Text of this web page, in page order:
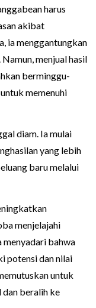
harus
akibat
ia menggantungkan
menjual hasil
berminggu-
memenuhi
diam. Ia mulai
yang lebih
baru melalui
menjelajahi
menyadari bahwa
potensi dan nilai
untuk
dan beralih ke